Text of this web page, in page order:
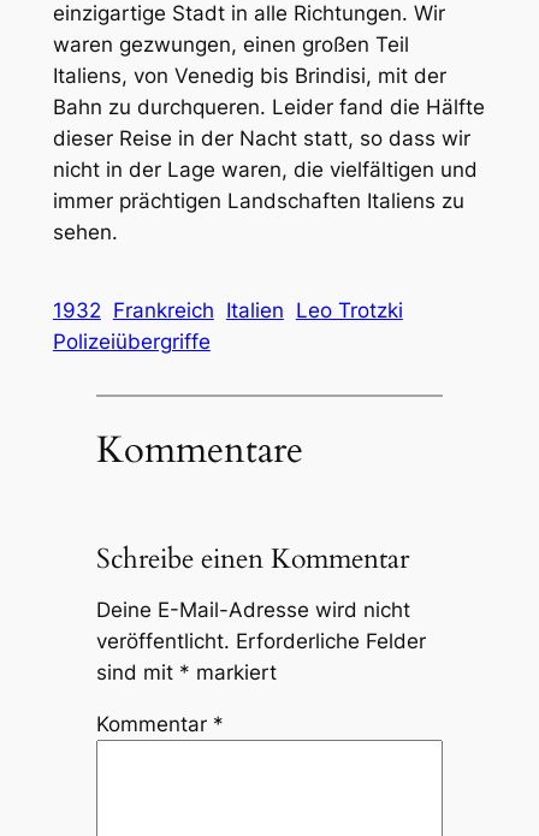
einzigartige Stadt in alle Richtungen. Wir
waren gezwungen, einen großen Teil
Italiens, von Venedig bis Brindisi, mit der
Bahn zu durchqueren. Leider fand die Hälfte
dieser Reise in der Nacht statt, so dass wir
nicht in der Lage waren, die vielfältigen und
immer prächtigen Landschaften Italiens zu
sehen.
1932 Frankreich Italien Leo Trotzki
Polizeiübergriffe
Kommentare
Schreibe einen Kommentar
Deine E-Mail-Adresse wird nicht
veröffentlicht. Erforderliche Felder
sind mit * markiert
Kommentar *